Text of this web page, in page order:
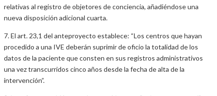
relativas al registro de objetores de conciencia, añadiéndose una
nueva disposición adicional cuarta.
7. El art. 23,1 del anteproyecto establece: “Los centros que hayan
procedido a una IVE deberán suprimir de oficio la totalidad de los
datos de la paciente que consten en sus registros administrativos
una vez transcurridos cinco años desde la fecha de alta de la
intervención”.